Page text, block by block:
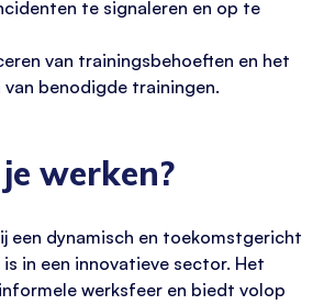
te signaleren en op te
van trainingsbehoeften en het
van benodigde trainingen.
werken?
een dynamisch en toekomstgericht
in een innovatieve sector. Het
werksfeer en biedt volop